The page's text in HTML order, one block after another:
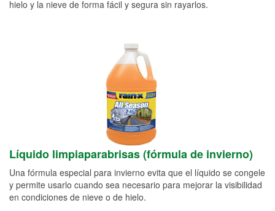
hielo y la nieve de forma fácil y segura sin rayarlos.
Líquido limpiaparabrisas (fórmula de invierno)
Una fórmula especial para invierno evita que el líquido se congele
y permite usarlo cuando sea necesario para mejorar la visibilidad
en condiciones de nieve o de hielo.